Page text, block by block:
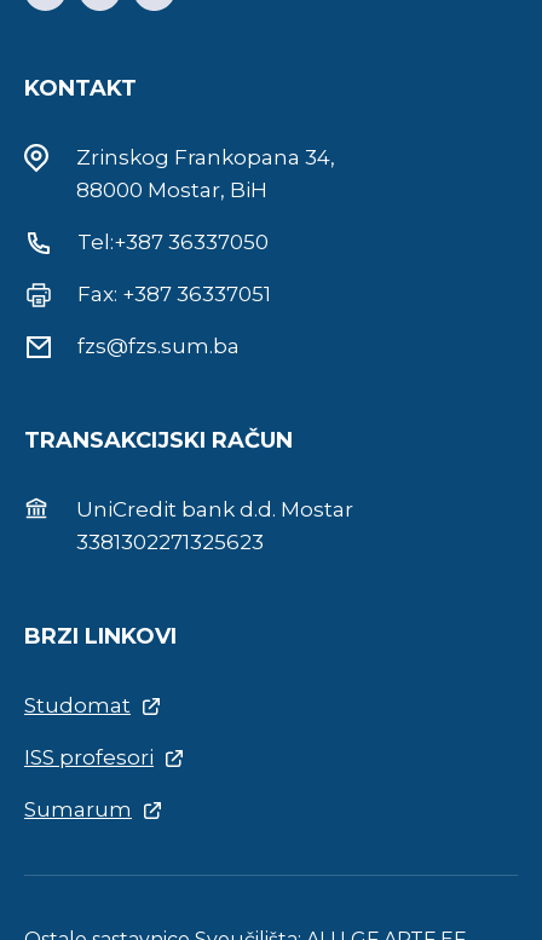
KONTAKT
Zrinskog Frankopana 34,
88000 Mostar, BiH
Tel:+387 36337050
Fax: +387 36337051
fzs@fzs.sum.ba
TRANSAKCIJSKI RAČUN
UniCredit bank d.d. Mostar
3381302271325623
BRZI LINKOVI
Studomat
ISS profesori
Sumarum